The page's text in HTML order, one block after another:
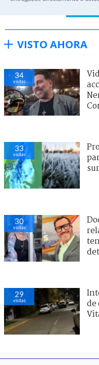
VISTO AHORA
34
visitas
33
visitas
30
visitas
29
visitas
de